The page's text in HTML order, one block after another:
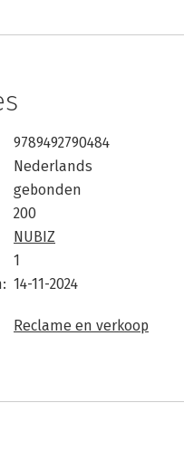
9789492790484
Nederlands
gebonden
200
NUBIZ
1
14-11-2024
Reclame en verkoop